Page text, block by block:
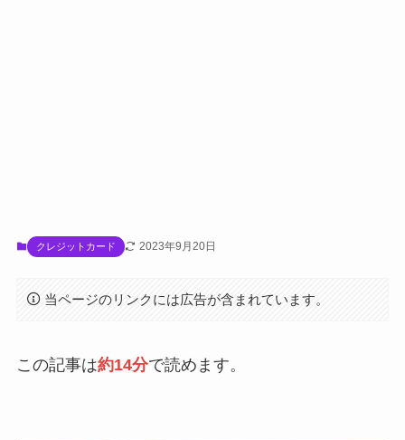
クレジットカード 2023年9月20日
当ページのリンクには広告が含まれています。
この記事は約14分で読めます。